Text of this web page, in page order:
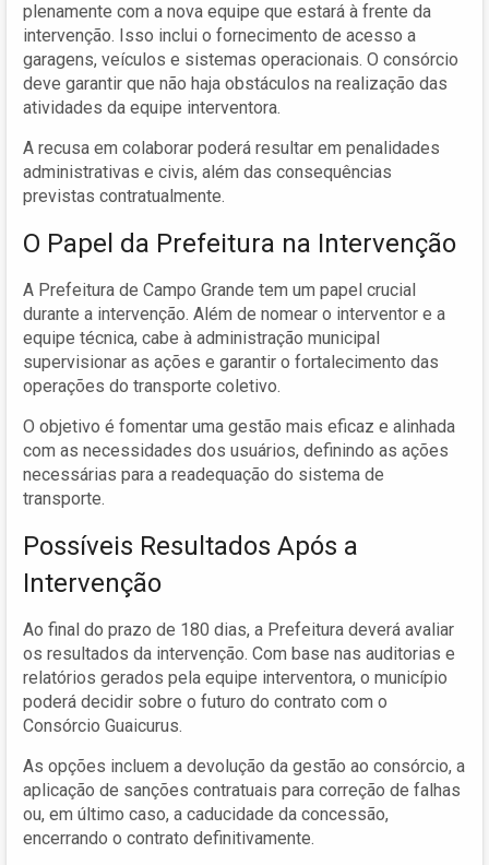
plenamente com a nova equipe que estará à frente da
intervenção. Isso inclui o fornecimento de acesso a
garagens, veículos e sistemas operacionais. O consórcio
deve garantir que não haja obstáculos na realização das
atividades da equipe interventora.
A recusa em colaborar poderá resultar em penalidades
administrativas e civis, além das consequências
previstas contratualmente.
O Papel da Prefeitura na Intervenção
A Prefeitura de Campo Grande tem um papel crucial
durante a intervenção. Além de nomear o interventor e a
equipe técnica, cabe à administração municipal
supervisionar as ações e garantir o fortalecimento das
operações do transporte coletivo.
O objetivo é fomentar uma gestão mais eficaz e alinhada
com as necessidades dos usuários, definindo as ações
necessárias para a readequação do sistema de
transporte.
Possíveis Resultados Após a
Intervenção
Ao final do prazo de 180 dias, a Prefeitura deverá avaliar
os resultados da intervenção. Com base nas auditorias e
relatórios gerados pela equipe interventora, o município
poderá decidir sobre o futuro do contrato com o
Consórcio Guaicurus.
As opções incluem a devolução da gestão ao consórcio, a
aplicação de sanções contratuais para correção de falhas
ou, em último caso, a caducidade da concessão,
encerrando o contrato definitivamente.